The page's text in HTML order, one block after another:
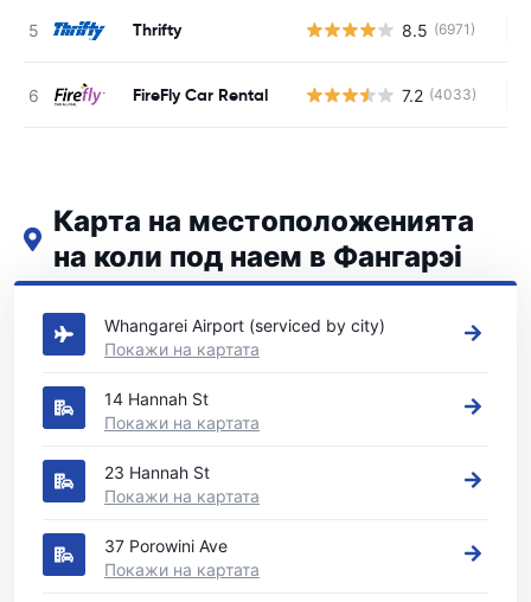
Thrifty 8.5 (6971)
FireFly Car Rental 7.2 (4033)
Карта на местоположенията
на коли под наем в Фангарэі
Вижте нашите основни места за коли под наем в Фангарэі
Whangarei Airport (serviced by city)
Покажи на картата
14 Hannah St
Покажи на картата
23 Hannah St
Покажи на картата
37 Porowini Ave
Покажи на картата